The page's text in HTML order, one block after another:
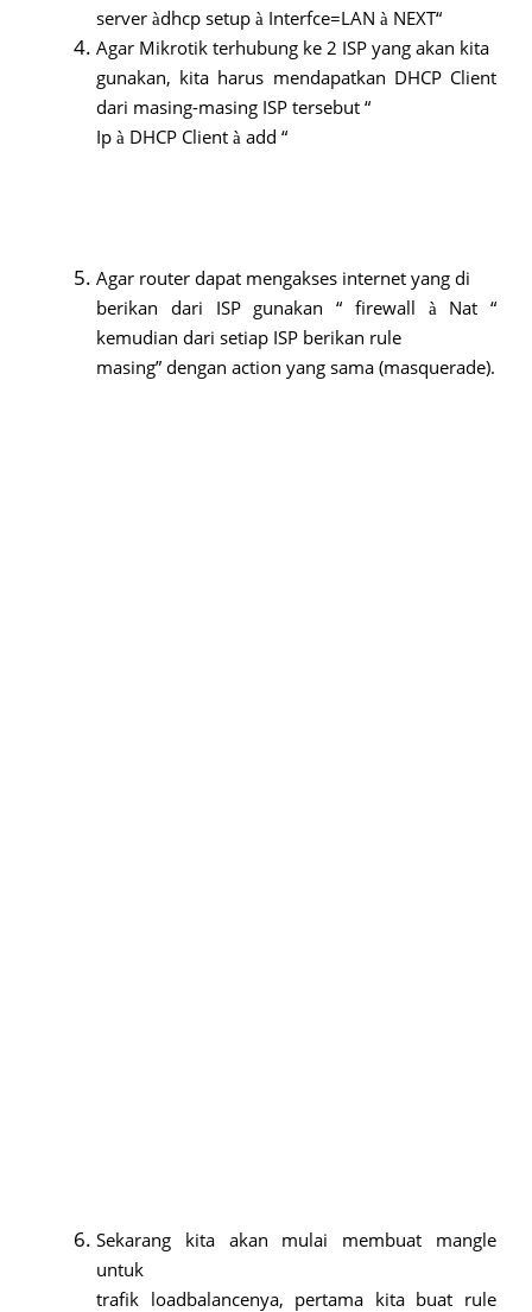
server àdhcp setup à Interfce=LAN à NEXT“
Agar Mikrotik terhubung ke 2 ISP yang akan kita
gunakan, kita harus mendapatkan DHCP Client
dari masing-masing ISP tersebut “
Ip à DHCP Client à add “
Agar router dapat mengakses internet yang di
berikan dari ISP gunakan “ firewall
àNat “
kemudian dari setiap ISP berikan rule
masing” dengan action yang sama (masquerade).
Sekarang kita akan mulai membuat mangle
untuk
trafik loadbalancenya, pertama kita buat rule